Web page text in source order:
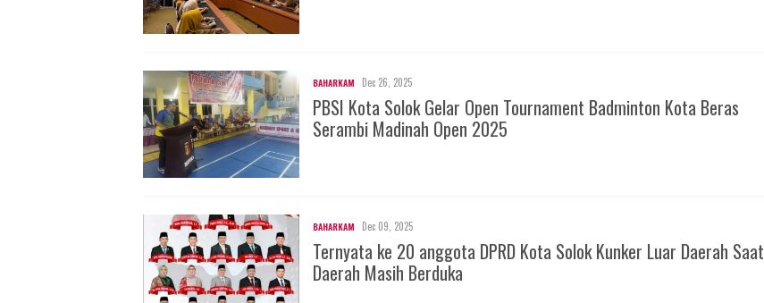
BAHARKAM Dec 26, 2025
PBSI Kota Solok Gelar Open Tournament Badminton Kota Beras
Serambi Madinah Open 2025
BAHARKAM Dec 09, 2025
Ternyata ke 20 anggota DPRD Kota Solok Kunker Luar Daerah Saat
Daerah Masih Berduka